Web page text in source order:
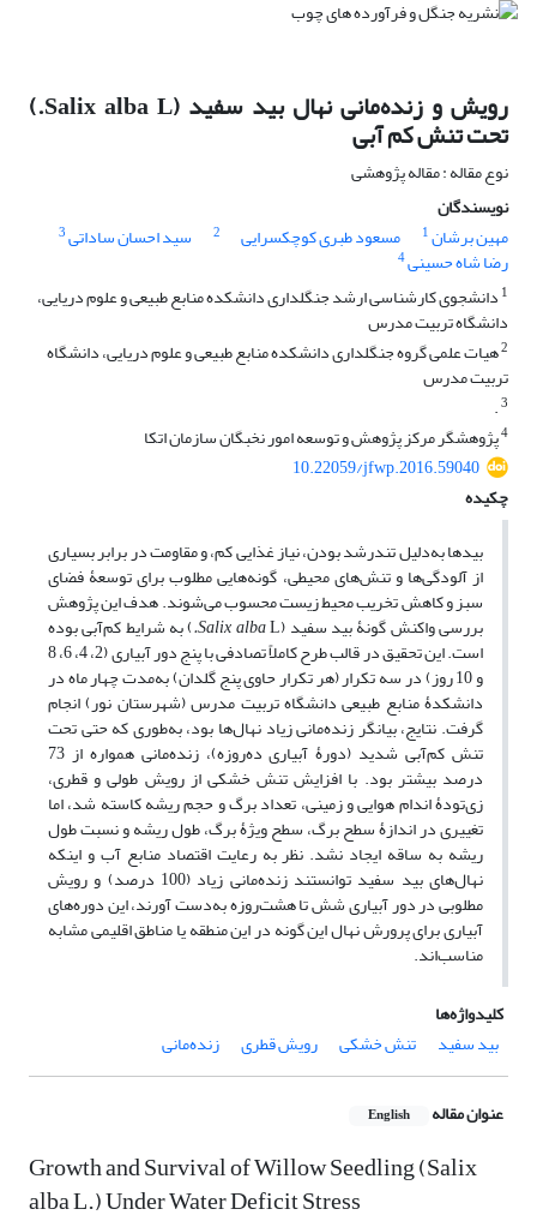
رویش و زنده‌مانی نهال بید سفید (Salix alba L.)
تحت تنش کم آبی
نوع مقاله : مقاله پژوهشی
نویسندگان
مهین برشان1 مسعود طبری کوچکسرایی 2 سید احسان ساداتی3
رضا شاه حسینی4
1 دانشجوی کارشناسی ارشد جنگلداری دانشکده منابع طبیعی و علوم دریایی،
دانشگاه تربیت مدرس
2هیات علمی گروه جنگلداری دانشکده منابع طبیعی و علوم دریایی، دانشگاه
تربیت مدرس
3
.
4پژوهشگر مرکز پژوهش و توسعه امور نخبگان سازمان اتکا
10.22059/jfwp.2016.59040
چکیده
بیدها به‌دلیل تندرشد بودن، نیاز غذایی کم، و مقاومت در برابر بسیاری
از آلودگی‌ها و تنش‌های محیطی، گونه‌هایی مطلوب برای توسعۀ فضای
سبز و کاهش تخریب محیط زیست محسوب می‌شوند. هدف این پژوهش
بررسی واکنش گونۀ بید سفید ( Salix albaL
.) به شرایط کم‌آبی بوده
است. این تحقیق در قالب طرح کاملاً تصادفی با پنج دور آبیاری (2، 4، 6، 8
و 10 روز) در سه تکرار (هر تکرار حاوی پنج گلدان) به‌مدت چهار ماه در
دانشکدۀ منابع طبیعی دانشگاه تربیت مدرس (شهرستان نور) انجام
گرفت. نتایج، بیانگر زنده‌مانی زیاد نهال‌ها بود، به‌طوری که حتی تحت
تنش کم‌آبی شدید (دورۀ آبیاری ده‌روزه)، زنده‌مانی همواره از 73
درصد بیشتر بود. با افزایش تنش خشکی از رویش طولی و قطری،
زی‌تودۀ اندام هوایی و زمینی، تعداد برگ و حجم ریشه کاسته شد، اما
تغییری در اندازۀ سطح برگ، سطح ویژۀ برگ، طول ریشه و نسبت طول
ریشه به ساقه ایجاد نشد. نظر به رعایت اقتصاد منابع آب و اینکه
نهال‌های بید سفید توانستند زنده‌مانی زیاد (100 درصد) و رویش
مطلوبی در دور آبیاری شش تا هشت‌روزه به‌دست آورند، این دوره‌های
آبیاری برای پرورش نهال این گونه در این منطقه یا مناطق اقلیمی مشابه
مناسب‌اند.
کلیدواژه‌ها
بید سفید
تنش خشکی رویش قطری زنده‌مانی
عنوان مقاله English
Growth and Survival of Willow Seedling (Salix
alba L.) Under Water Deficit Stress